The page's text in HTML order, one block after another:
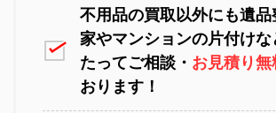
苫小牧不用品回収 室蘭
不用品の買取以外にも遺
家やマンションの片付け
たってご相談・ お見積り無
おります！